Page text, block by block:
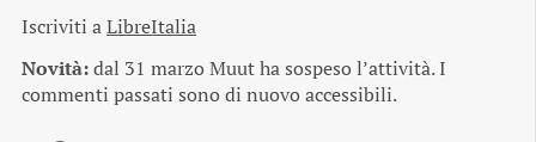
Iscriviti aLibreItalia
Novità:dal 31 marzo Muut ha sospeso l’attività. I
commenti passati sono di nuovo accessibili.